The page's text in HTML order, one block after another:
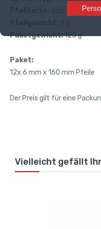
Paketgewicht:120 g
Paket:
12x 6 mm x 160 mm Pfeile
Der Preis gilt für eine
Vielleicht gefällt